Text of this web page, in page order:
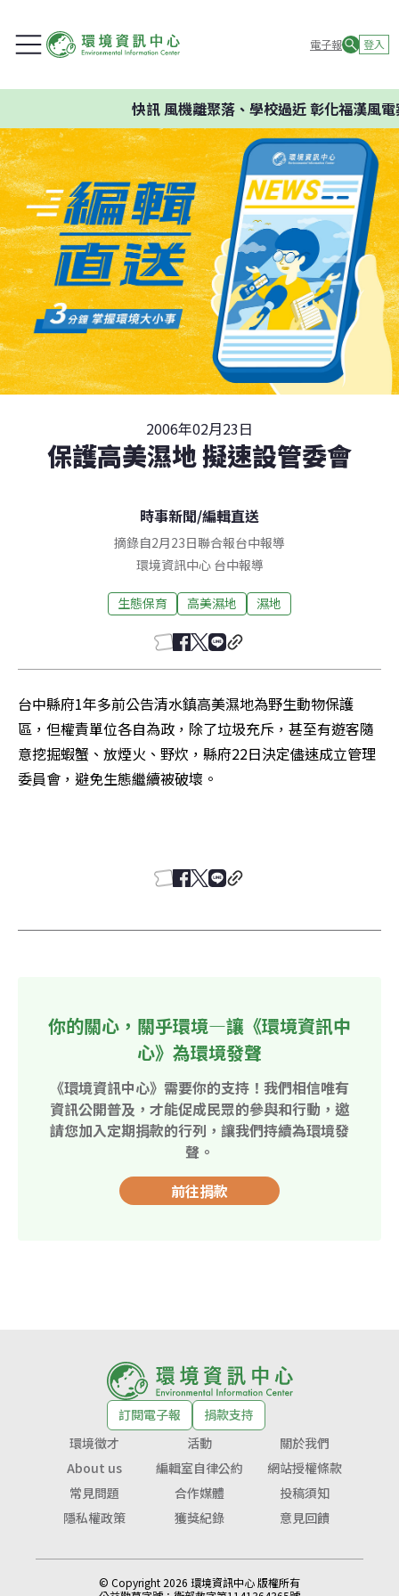
電子報 登入
快訊風機離聚落、學校過近 彰化福漢風電
2006年02月23日
保護高美濕地 擬速設管委會
時事新聞/編輯直送
摘錄自2月23日聯合報台中報導
環境資訊中心 台中報導
生態保育 高美濕地 濕地
台中縣府1年多前公告清水鎮高美濕地為野生動物保護
區，但權責單位各自為政，除了垃圾充斥，甚至有遊客隨
意挖掘蝦蟹、放煙火、野炊，縣府22日決定儘速成立管理
委員會，避免生態繼續被破壞。
你的關心，關乎環境—讓《環境資訊中
心》為環境發聲
《環境資訊中心》需要你的支持！我們相信唯有
資訊公開普及，才能促成民眾的參與和行動，邀
請您加入定期捐款的行列，讓我們持續為環境發
聲。
前往捐款
訂閱電子報
捐款支持
環境徵才
活動
關於我們
About us
編輯室自律公約
網站授權條款
常見問題
合作媒體
投稿須知
隱私權政策
獲獎紀錄 意見回饋
© Copyright 2026 環境資訊中心 版權所有